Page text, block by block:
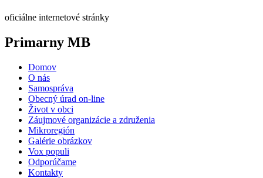
oficiálne internetové stránky
Primarny MB
Domov
O nás
Samospráva
Obecný úrad on-line
Život v obci
Záujmové organizácie a združenia
Mikroregión
Galérie obrázkov
Vox populi
Odporúčame
Kontakty